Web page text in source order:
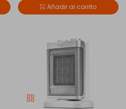
Añadir al carrito